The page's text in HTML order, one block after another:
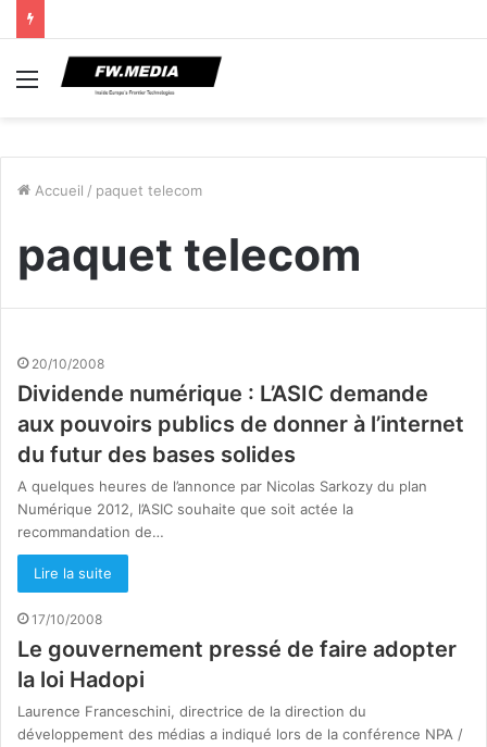
Menu
Accueil / paquet telecom
paquet telecom
20/10/2008
Dividende numérique : L’ASIC demande
aux pouvoirs publics de donner à l’internet
du futur des bases solides
A quelques heures de l’annonce par Nicolas Sarkozy du plan
Numérique 2012, l’ASIC souhaite que soit actée la
recommandation de…
Lire la suite
17/10/2008
Le gouvernement pressé de faire adopter
la loi Hadopi
Laurence Franceschini, directrice de la direction du
développement des médias a indiqué lors de la conférence NPA /